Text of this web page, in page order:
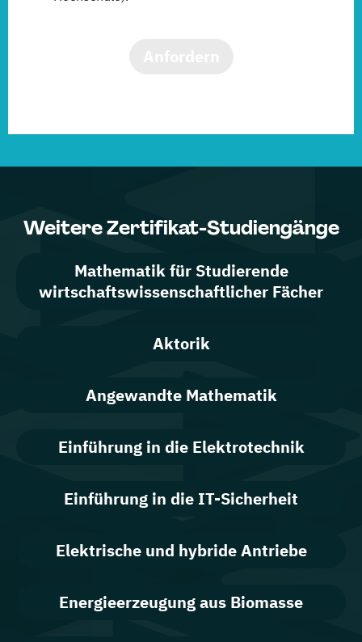
Weitere Zertifikat-Studiengänge
Mathematik für Studierende
wirtschaftswissenschaftlicher Fächer
Aktorik
Angewandte Mathematik
Einführung in die Elektrotechnik
Einführung in die IT-Sicherheit
Elektrische und hybride Antriebe
Energieerzeugung aus Biomasse